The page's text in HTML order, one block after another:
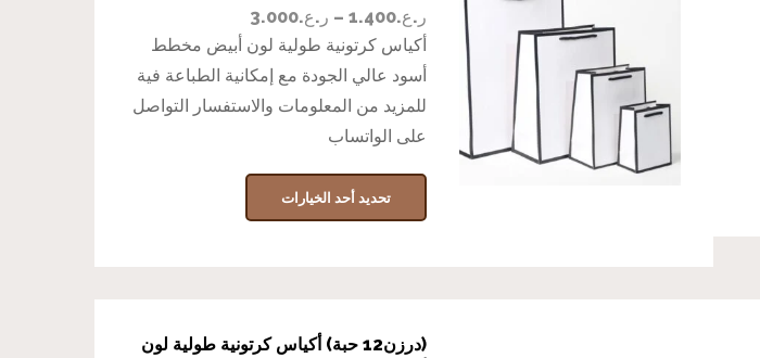
ر.ع.1.400
– ر.ع.3.000
أكياس كرتونية طولية لون أبيض مخطط
أسود عالي الجودة مع إمكانية الطباعة فية
للمزيد من المعلومات والاستفسار التواصل
على الواتساب
تحديد أحد الخيارات
(درزن12 حبة) أكياس كرتونية طولية لون